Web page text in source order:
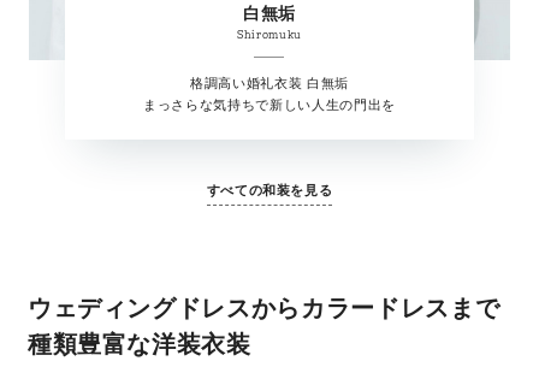
白無垢
Shiromuku
格調高い婚礼衣装 白無垢
まっさらな気持ちで新しい人生の門出を
すべての和装を見る
ウェディングドレスからカラードレス まで
種類豊富な洋装衣装